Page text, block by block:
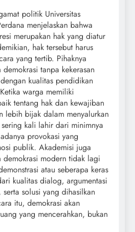
politik Universitas
menjelaskan bahwa
merupakan hak yang diatur
hak tersebut harus
yang tertib. Pihaknya
demokrasi tanpa kekerasan
kualitas pendidikan
warga memiliki
tentang hak dan kewajiban
lebih bijak dalam menyalurkan
kali lahir dari minimnya
provokasi yang
publik. Akademisi juga
demokrasi modern tidak lagi
atau seberapa keras
kualitas dialog, argumentasi
solusi yang dihasilkan
itu, demokrasi akan
yang mencerahkan, bukan